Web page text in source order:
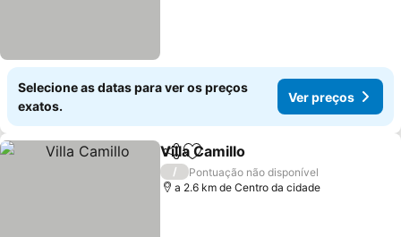
Selecione as datas para ver os preços
exatos.
Ver preços
PartilharAdicionar aos favoritos
Villa Camillo
/
Pontuação não disponível
a 2.6 km de Centro da cidade